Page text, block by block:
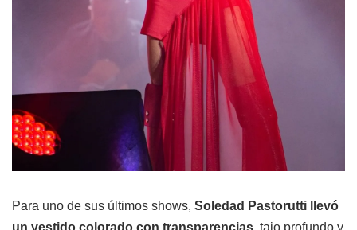
Para uno de sus últimos shows, Soledad Pastorutti llevó
un vestido colorado con transparencias , tajo profundo y